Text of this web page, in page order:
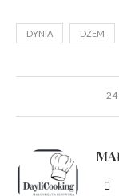
DYNIA DŻEM